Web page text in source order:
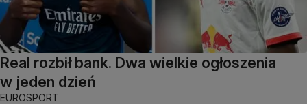
Real rozbił bank. Dwa wielkie ogłoszenia
w jeden dzień
EUROSPORT